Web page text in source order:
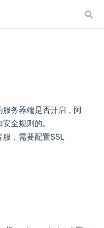
务器端是否开启，阿
全规则的。
，需要配置SSL